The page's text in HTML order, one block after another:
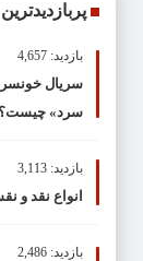
بازدید: 4,657
سریال خونسرد
سرد» چیست؟
بازدید: 3,113
انواع نقد و
بازدید: 2,486